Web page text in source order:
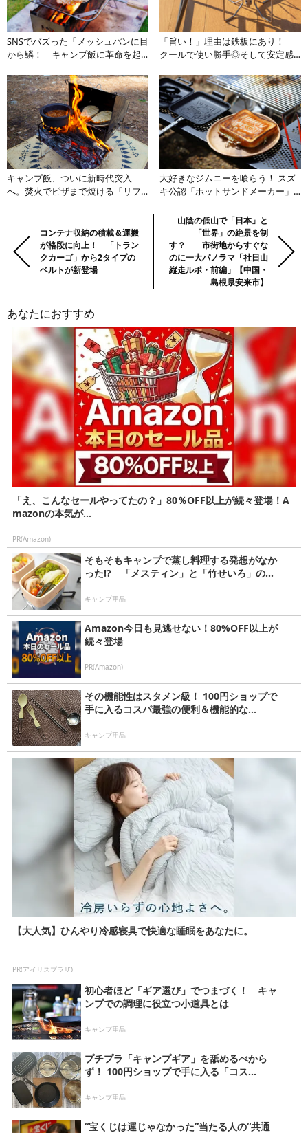
SNSでバズった「メッシュパンに目
から鱗！ キャンプ飯に革命を起
「旨い！」理由は鉄板にあり！
クールで使い勝手◎そして安定感
を使わない手はなし
キャンプ飯、ついに新時代突入
へ。焚火でピザまで焼ける「リフ
大好きなジムニーを喰らう！ スズ
キ公認「ホットサンドメーカー」
記
事・
記
コンテナ収納の積載＆運搬
が格段に向上！ 「トラン
クカーゴ」から2タイプの
ベルトが新登場
Next:山陰の低山で「日本」と
「世界」の絶景を制
す？ 市街地からすぐな
のに一大パノラマ「社日山
縦走ルポ・前編」【中国・
島根県安来市】
あなたにおすすめ
「え、こんなセールやってたの？」80％OFF以上が続々登場！A
mazonの本気が...
PR(Amazon)
そもそもキャンプで蒸し料理する発想がなか
った!? 「メスティン」と「竹せいろ」の...
キャンプ用品
Amazon今日も見逃せない！80%OFF以上が
続々登場
PR(Amazon)
その機能性はスタメン級！ 100円ショップで
手に入るコスパ最強の便利＆機能的な...
キャンプ用品
【大人気】ひんやり冷感寝具で快適な睡眠をあなたに。
PR(アイリスプラザ)
初心者ほど「ギア選び」でつまづく！ キャ
ンプでの調理に役立つ小道具とは
キャンプ用品
プチプラ「キャンプギア」を舐めるべから
ず！ 100円ショップで手に入る「コス...
キャンプ用品
“宝くじは運じゃなかった”当たる人の“共通